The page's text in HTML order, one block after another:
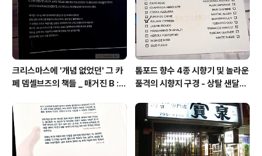
크리스마스에 '개념 없었던' 그 카
페 뎀셀브즈의 책들 _ 매거진 B :
커피
톰포드 향수 4종 시향기 및 놀라운
품격의 시향지 구경 - 상탈 샌달우
노